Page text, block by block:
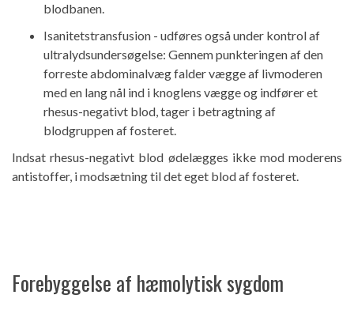
blodbanen.
Isanitetstransfusion - udføres også under kontrol af
ultralydsundersøgelse: Gennem punkteringen af ​​den
forreste abdominalvæg falder vægge af livmoderen
med en lang nål ind i knoglens vægge og indfører et
rhesus-negativt blod, tager i betragtning af
blodgruppen af ​​fosteret.
Indsat rhesus-negativt blod ødelægges ikke mod moderens
antistoffer, i modsætning til det eget blod af fosteret.
Forebyggelse af hæmolytisk sygdom